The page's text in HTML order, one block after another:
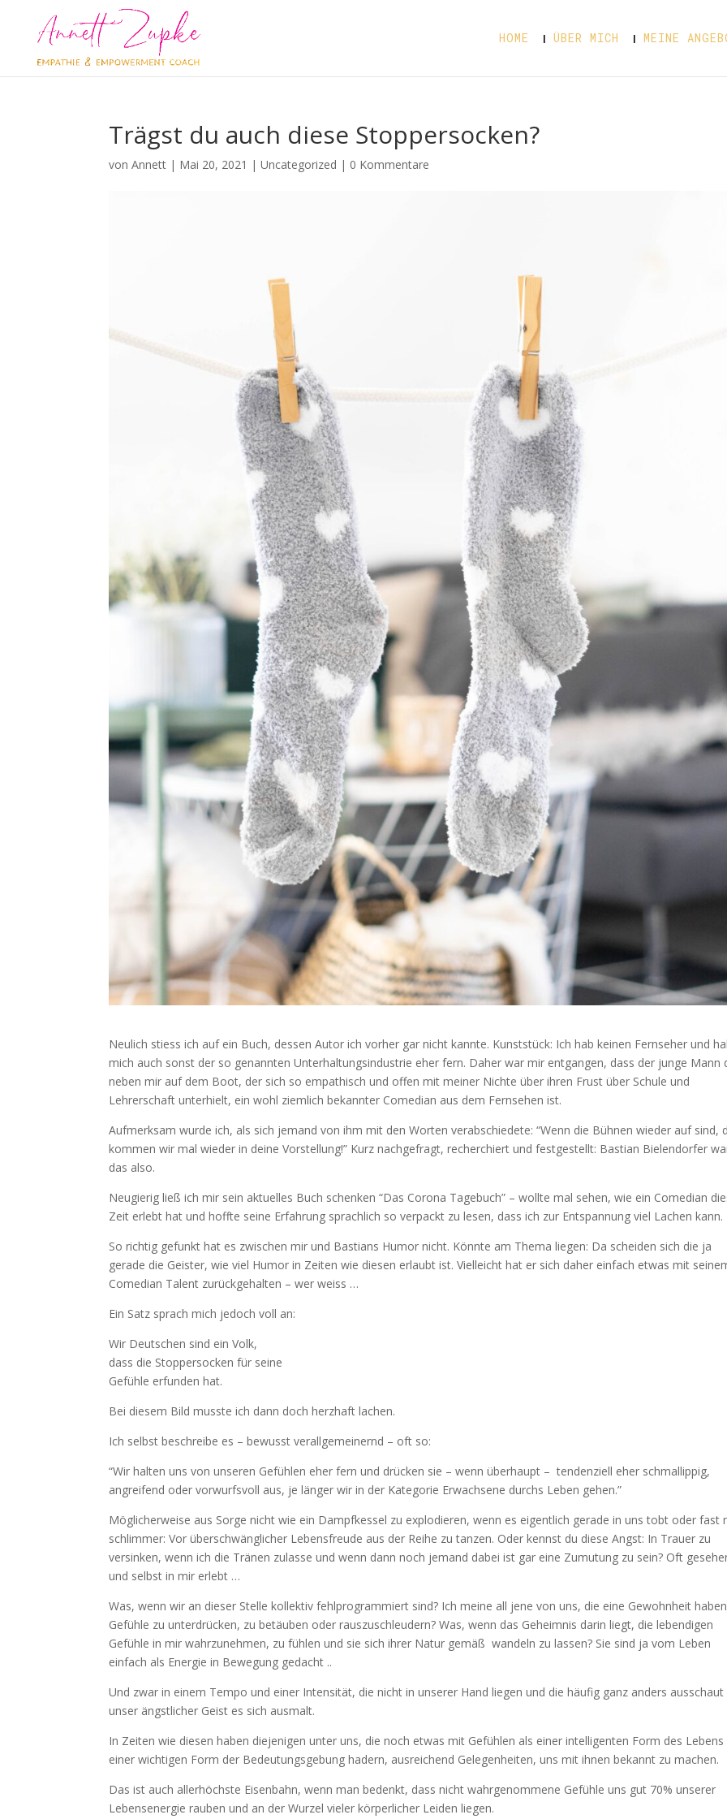
HOME ÜBER MICH MEINE
Trägst du auch diese Stoppersocken?
vonAnnett | Mai 20, 2021 |Uncategorized | 0 Kommentare
Neulich stiess ich auf ein Buch, dessen Autor ich vorher gar nicht kannte. Kunststück: Ich hab keinen Fernseher und
mich auch sonst der so genannten Unterhaltungsindustrie eher fern. Daher war mir entgangen, dass der junge Mann
neben mir auf dem Boot, der sich so empathisch und offen mit meiner Nichte über ihren Frust über Schule und
Lehrerschaft unterhielt, ein wohl ziemlich bekannter Comedian aus dem Fernsehen ist.
Aufmerksam wurde ich, als sich jemand von ihm mit den Worten verabschiedete: “Wenn die Bühnen wieder auf sind,
kommen wir mal wieder in deine Vorstellung!” Kurz nachgefragt, recherchiert und festgestellt: Bastian Bielendorfer
das also.
Neugierig ließ ich mir sein aktuelles Buch schenken “Das Corona Tagebuch” – wollte mal sehen, wie ein Comedian
Zeit erlebt hat und hoffte seine Erfahrung sprachlich so verpackt zu lesen, dass ich zur Entspannung viel Lachen kann.
So richtig gefunkt hat es zwischen mir und Bastians Humor nicht. Könnte am Thema liegen: Da scheiden sich die ja
gerade die Geister, wie viel Humor in Zeiten wie diesen erlaubt ist. Vielleicht hat er sich daher einfach etwas mit
Comedian Talent zurückgehalten – wer weiss …
Ein Satz sprach mich jedoch voll an:
Wir Deutschen sind ein Volk,
dass die Stoppersocken für seine
Gefühle erfunden hat.
Bei diesem Bild musste ich dann doch herzhaft lachen.
Ich selbst beschreibe es – bewusst verallgemeinernd – oft so:
“Wir halten uns von unseren Gefühlen eher fern und drücken sie – wenn überhaupt – tendenziell eher schmallippig,
angreifend oder vorwurfsvoll aus, je länger wir in der Kategorie Erwachsene durchs Leben gehen.”
Möglicherweise aus Sorge nicht wie ein Dampfkessel zu explodieren, wenn es eigentlich gerade in uns tobt oder fast
schlimmer: Vor überschwänglicher Lebensfreude aus der Reihe zu tanzen. Oder kennst du diese Angst: In Trauer zu
versinken, wenn ich die Tränen zulasse und wenn dann noch jemand dabei ist gar eine Zumutung zu sein? Oft
und selbst in mir erlebt …
Was, wenn wir an dieser Stelle kollektiv fehlprogrammiert sind? Ich meine all jene von uns, die eine Gewohnheit
Gefühle zu unterdrücken, zu betäuben oder rauszuschleudern? Was, wenn das Geheimnis darin liegt, die lebendigen
Gefühle in mir wahrzunehmen, zu fühlen und sie sich ihrer Natur gemäß wandeln zu lassen? Sie sind ja vom Leben
einfach als Energie in Bewegung gedacht ..
Und zwar in einem Tempo und einer Intensität, die nicht in unserer Hand liegen und die häufig ganz anders ausschaut
unser ängstlicher Geist es sich ausmalt.
In Zeiten wie diesen haben diejenigen unter uns, die noch etwas mit Gefühlen als einer intelligenten Form des Lebens
einer wichtigen Form der Bedeutungsgebung hadern, ausreichend Gelegenheiten, uns mit ihnen bekannt zu machen.
Das ist auch allerhöchste Eisenbahn, wenn man bedenkt, dass nicht wahrgenommene Gefühle uns gut 70% unserer
Lebensenergie rauben und an der Wurzel vieler körperlicher Leiden liegen.